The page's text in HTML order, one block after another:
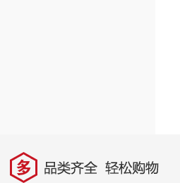
多 品类齐全，轻松购物